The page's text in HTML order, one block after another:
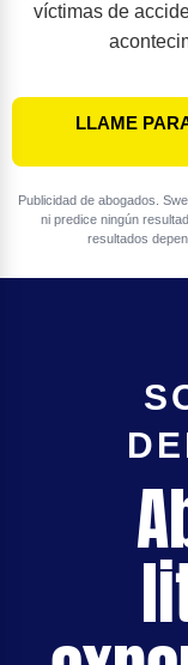
víctimas de
LLAME
Publicidad de abogados.
ni predice ningún
resultados